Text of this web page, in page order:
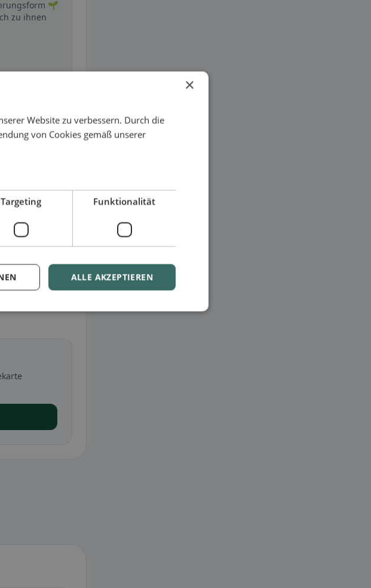
🌱
zu ihnen
oder
×
Website zu verbessern. Durch die
von Cookies gemäß unserer
Targeting Funktionalität
ALLE AKZEPTIEREN